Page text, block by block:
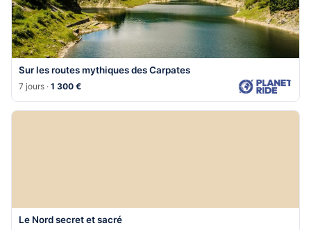
Sur les routes mythiques des Carpates
7 jours ·1 300 €
Le Nord secret et sacré